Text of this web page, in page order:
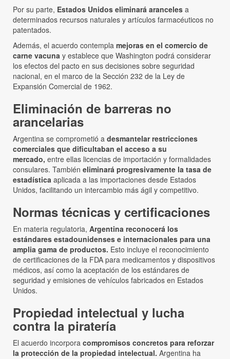
Por su parte, Estados Unidos eliminará aranceles a
determinados recursos naturales y artículos farmacéuticos no
patentados.
Además, el acuerdo contempla mejoras en el comercio de
carne vacuna y establece que Washington podrá considerar
los efectos del pacto en sus decisiones sobre seguridad
nacional, en el marco de la Sección 232 de la Ley de
Expansión Comercial de 1962.
Eliminación de barreras no
arancelarias
Argentina se comprometió a desmantelar restricciones
comerciales que dificultaban el acceso a su
mercado, entre ellas licencias de importación y formalidades
consulares. También eliminará progresivamente la tasa de
estadística aplicada a las importaciones desde Estados
Unidos, facilitando un intercambio más ágil y competitivo.
Normas técnicas y certificaciones
En materia regulatoria, Argentina reconocerá los
estándares estadounidenses e internacionales para una
amplia gama de productos. Esto incluye el reconocimiento
de certificaciones de la FDA para medicamentos y dispositivos
médicos, así como la aceptación de los estándares de
seguridad y emisiones de vehículos fabricados en Estados
Unidos.
Propiedad intelectual y lucha
contra la piratería
El acuerdo incorpora compromisos concretos para reforzar
la protección de la propiedad intelectual. Argentina ha